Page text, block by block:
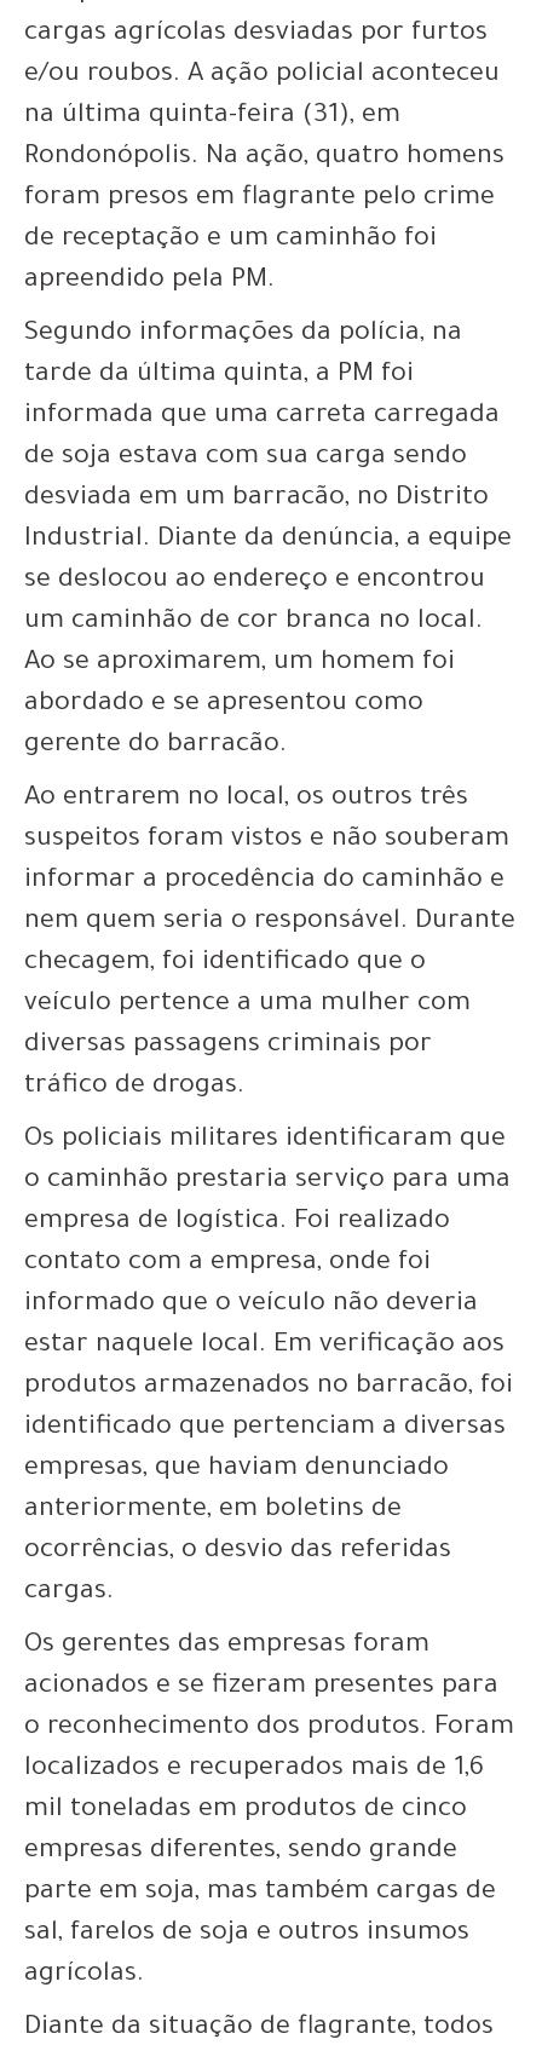
cargas agrícolas desviadas por furtos
e/ou roubos. A ação policial aconteceu
na última quinta-feira (31), em
Rondonópolis. Na ação, quatro homens
foram presos em flagrante pelo crime
de receptação e um caminhão foi
apreendido pela PM.
Segundo informações da polícia, na
tarde da última quinta, a PM foi
informada que uma carreta carregada
de soja estava com sua carga sendo
desviada em um barracão, no Distrito
Industrial. Diante da denúncia, a equipe
se deslocou ao endereço e encontrou
um caminhão de cor branca no local.
Ao se aproximarem, um homem foi
abordado e se apresentou como
gerente do barracão.
Ao entrarem no local, os outros três
suspeitos foram vistos e não souberam
informar a procedência do caminhão e
nem quem seria o responsável. Durante
checagem, foi identificado que o
veículo pertence a uma mulher com
diversas passagens criminais por
tráfico de drogas.
Os policiais militares identificaram que
o caminhão prestaria serviço para uma
empresa de logística. Foi realizado
contato com a empresa, onde foi
informado que o veículo não deveria
estar naquele local. Em verificação aos
produtos armazenados no barracão, foi
identificado que pertenciam a diversas
empresas, que haviam denunciado
anteriormente, em boletins de
ocorrências, o desvio das referidas
cargas.
Os gerentes das empresas foram
acionados e se fizeram presentes para
o reconhecimento dos produtos. Foram
localizados e recuperados mais de 1,6
mil toneladas em produtos de cinco
empresas diferentes, sendo grande
parte em soja, mas também cargas de
sal, farelos de soja e outros insumos
agrícolas.
Diante da situação de flagrante, todos